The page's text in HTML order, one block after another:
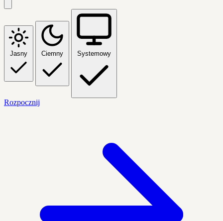
Jasny Ciemny Systemowy
Rozpocznij